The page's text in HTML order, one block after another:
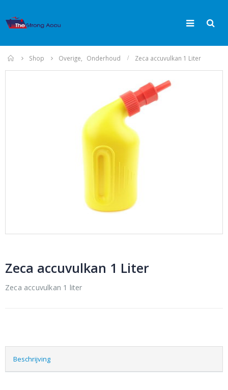
Home
Shop Overige Onderhoud Zeca accuvulkan 1 Liter
Zeca accuvulkan 1 Liter
Zeca accuvulkan 1 liter
Beschrijving